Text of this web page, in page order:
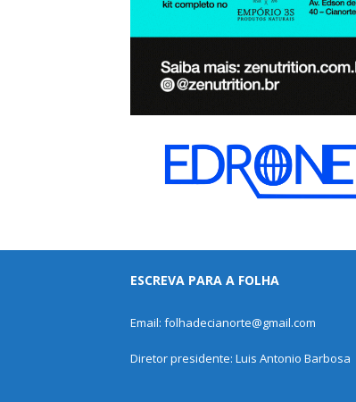
ESCREVA PARA A FOLHA
Email: folhadecianorte@gmail.com
Diretor presidente: Luis Antonio Barbosa